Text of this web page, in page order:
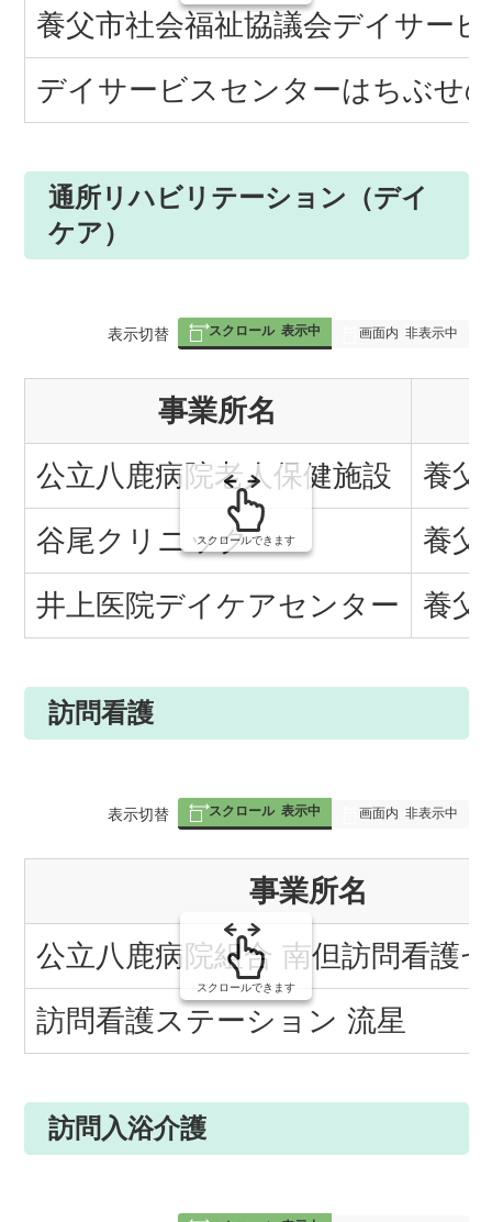
養父市社会福祉協議会デイサー
デイサービスセンターはちぶせ
通所リハビリテーション（デイ
ケア）
表
組
の
表示切替 スクロール 表示中 画面内 非表示中
事業所名
公立八鹿病院老人保健施設
養父
谷尾クリニック
養父
井上医院デイケアセンター
養
スクロールできます
訪問看護
表
組
の
表示切替 スクロール 表示中 画面内 非表示中
事業所名
公立八鹿病院組合 南但訪問看護
訪問看護ステーション 流星
スクロールできます
訪問入浴介護